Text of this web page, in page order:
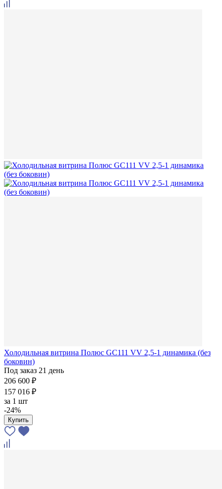
Холодильная витрина Полюс GC111 VV 2,5-1 динамика (без
боковин)
Под заказ 21 день
206 600 ₽
157 016 ₽
за 1 шт
-24%
Купить